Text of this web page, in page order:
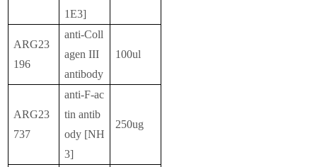
1E3]
ARG23
196
anti-Coll
agen III
antibody
100ul
ARG23
737
anti-F-ac
tin antib
ody [NH
3]
250ug